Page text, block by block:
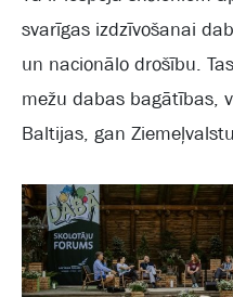
svarīgas izdzīvošanai
un nacionālo drošību.
mežu dabas bagātības,
Baltijas, gan